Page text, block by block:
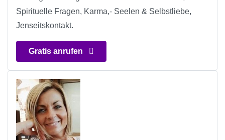
Spirituelle Fragen, Karma,- Seelen & Selbstliebe,
Jenseitskontakt.
Gratis anrufen